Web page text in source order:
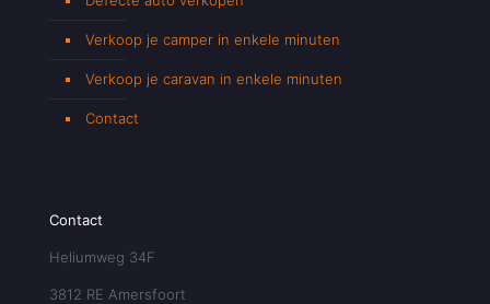
Verkoop je camper in enkele minuten
Verkoop je caravan in enkele minuten
Contact
Contact
Heliumweg 34F
3812 RE Amersfoort